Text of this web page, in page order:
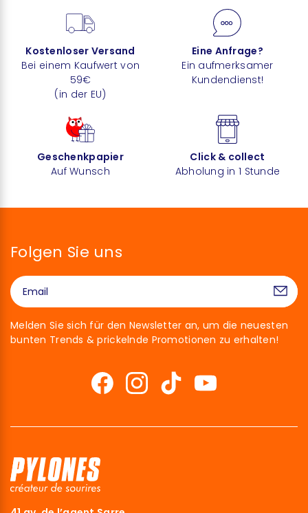
Kostenloser Versand
Bei einem Kaufwert von
59€
(in der EU)
Eine Anfrage?
Ein aufmerksamer
Kundendienst!
Geschenkpapier
Auf Wunsch
Click & collect
Abholung in 1 Stunde
Folgen Sie uns
Melden Sie sich für den Newsletter an, um die neuesten
bunten Trends & prickelnde Promotionen zu erhalten!